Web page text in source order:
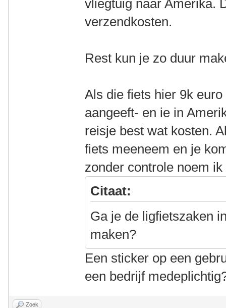
vliegtuig naar Amerika.
verzendkosten.
Rest kun je zo duur
Als die fiets hier 9k
aangeeft- en ie in
reisje best wat kosten.
fiets meeneem en je
zonder controle noem
Citaat:
Ga je de ligfietszaken
maken?
Een sticker op een
een bedrijf
Zoek